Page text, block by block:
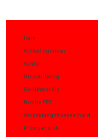
Item
Artikel nummer
Aantal
Omschrijving
Gelijkwaardig
Notitie FPT
Verpakkingshoeveelheid
Prijs per stuk